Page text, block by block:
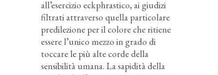
all’esercizio eckphrastico, ai giudizi
filtrati attraverso quella particolare
predilezione per il colore che ritiene
essere l’unico mezzo in grado di
toccare le più alte corde della
sensibilità umana. La sapidità della